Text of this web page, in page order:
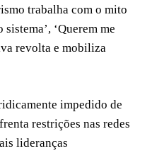
trabalha com o mito
‘Querem me
revolta e mobiliza
impedido de
restrições nas redes
lideranças